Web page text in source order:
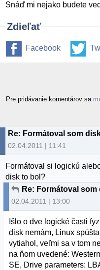
Snáď mi nejako budete
Zdieľať
Facebook
Pre pridávanie komentárov sa
02.04.2011 | 11:41
Formátoval si logickú
disk to bol?
02.04.2011 | 13:00
Išlo o dve logické časti
disk nemám, Linux
vytiahol, veľmi sa v tom
na ňom uvedené:
SE, Drive parameters: